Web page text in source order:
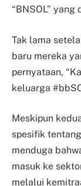
“BNSOL” yang
Tak lama
baru mereka
pernyataan,
keluarga
Meskipun
spesifik
menduga
masuk ke
melalui